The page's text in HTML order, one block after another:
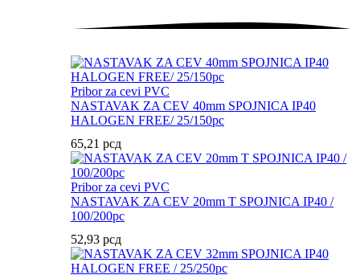
Pribor za cevi PVC
NASTAVAK ZA CEV 40mm SPOJNICA IP40
HALOGEN FREE/ 25/150pc
65,21 рсд
Pribor za cevi PVC
NASTAVAK ZA CEV 20mm T SPOJNICA IP40 /
100/200pc
52,93 рсд